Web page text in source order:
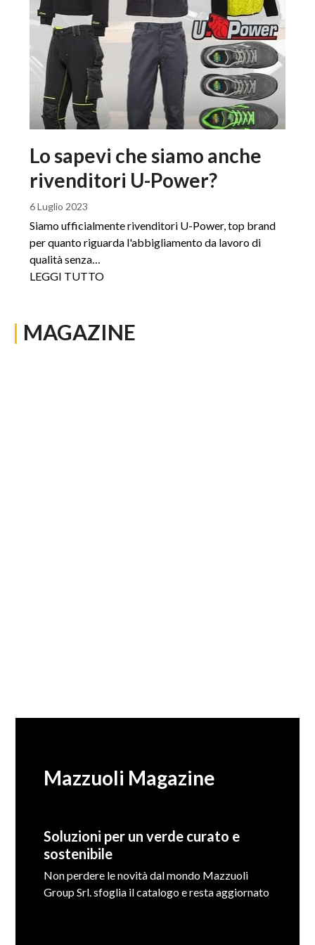
Lo sapevi che siamo anche
rivenditori U-Power?
6 Luglio 2023
Siamo ufficialmente rivenditori U-Power, top brand
per quanto riguarda l'abbigliamento da lavoro di
qualità senza…
LEGGI TUTTO
| MAGAZINE
Mazzuoli Magazine
Soluzioni per un verde curato e
sostenibile
Non perdere le novità dal mondo Mazzuoli
Group Srl. sfoglia il catalogo e resta aggiornato